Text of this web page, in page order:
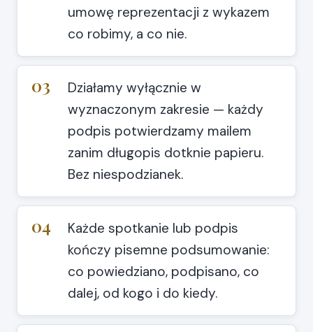
umowę reprezentacji z wykazem
co robimy, a co nie.
03
Działamy wyłącznie w
wyznaczonym zakresie — każdy
podpis potwierdzamy mailem
zanim długopis dotknie papieru.
Bez niespodzianek.
04
Każde spotkanie lub podpis
kończy pisemne podsumowanie:
co powiedziano, podpisano, co
dalej, od kogo i do kiedy.